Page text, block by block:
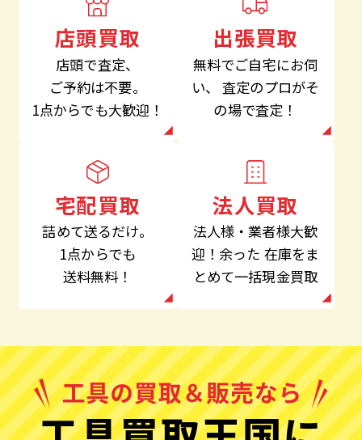
店頭買取
店頭で査定、
ご予約は不要。
1点からでも大歓迎！
出張買取
無料でご自宅にお伺
い、
査定のプロがそ
の場で査定！
宅配買取
詰めて送るだけ。
1点からでも
送料無料！
法人買取
法人様・業者様大歓
迎！余った 在庫をま
とめて一括現金買取